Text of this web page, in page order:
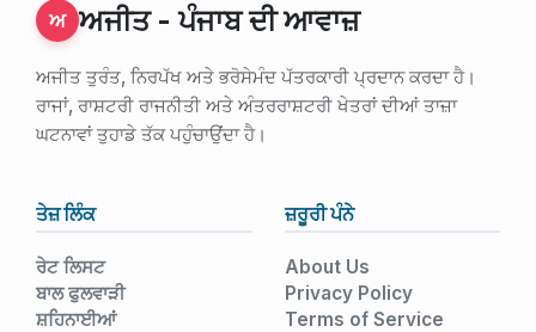
ਅ ਅਜੀਤ - ਪੰਜਾਬ ਦੀ ਆਵਾਜ਼
ਅਜੀਤ ਤੁਰੰਤ, ਨਿਰਪੱਖ ਅਤੇ ਭਰੋਸੇਮੰਦ ਪੱਤਰਕਾਰੀ ਪ੍ਰਦਾਨ ਕਰਦਾ ਹੈ।
ਰਾਜਾਂ, ਰਾਸ਼ਟਰੀ ਰਾਜਨੀਤੀ ਅਤੇ ਅੰਤਰਰਾਸ਼ਟਰੀ ਖੇਤਰਾਂ ਦੀਆਂ ਤਾਜ਼ਾ
ਘਟਨਾਵਾਂ ਤੁਹਾਡੇ ਤੱਕ ਪਹੁੰਚਾਉਂਦਾ ਹੈ।
ਤੇਜ਼ ਲਿੰਕ
ਰੇਟ ਲਿਸਟ
ਬਾਲ ਫੁਲਵਾੜੀ
ਸ਼ਹਿਨਾਈਆਂ
ਜ਼ਰੂਰੀ ਪੰਨੇ
About Us
Privacy Policy
Terms of Service